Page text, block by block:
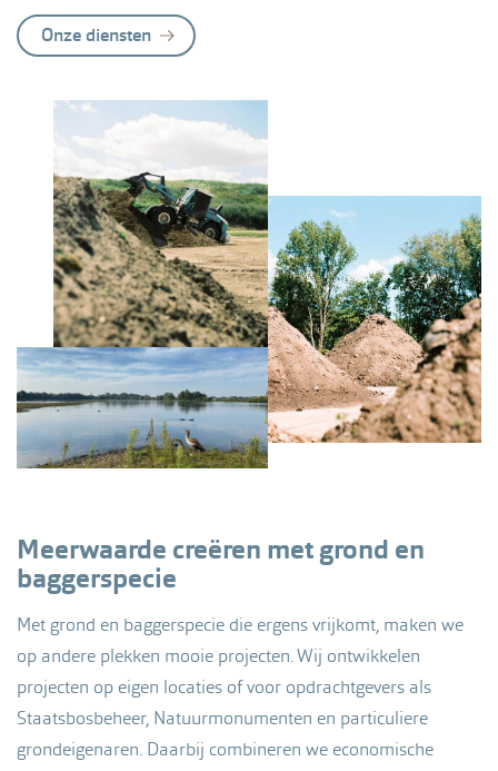
Onze diensten
Meerwaarde creëren met grond en
baggerspecie
Met grond en baggerspecie die ergens vrijkomt, maken we
op andere plekken mooie projecten. Wij ontwikkelen
projecten op eigen locaties of voor opdrachtgevers als
Staatsbosbeheer, Natuurmonumenten en particuliere
grondeigenaren. Daarbij combineren we economische